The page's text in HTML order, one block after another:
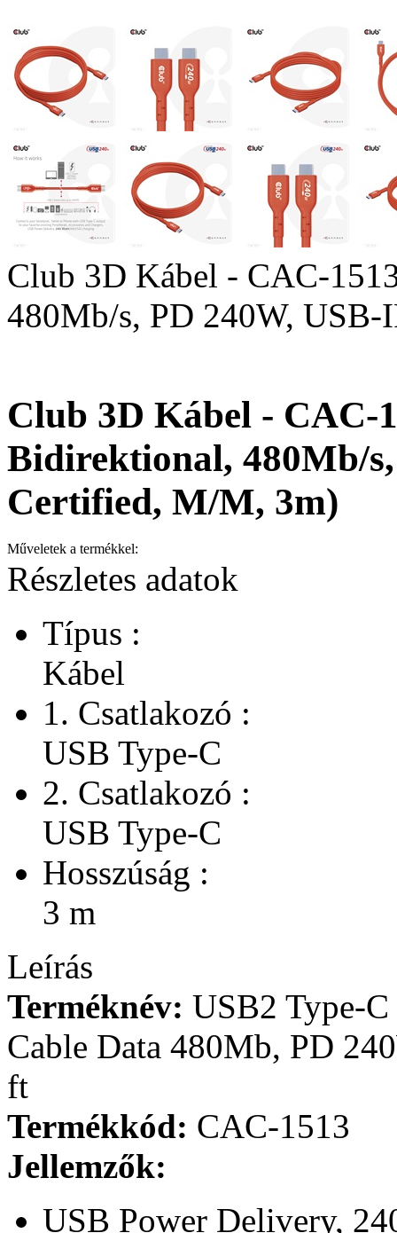
Club 3D Kábel - CAC-
480Mb/s, PD 240W,
Club 3D Kábel - CAC-
Bidirektional, 480Mb/
Certified, M/M, 3m)
Műveletek a termékkel:
Részletes adatok
Típus :
Kábel
1. Csatlakozó :
USB Type-C
2. Csatlakozó :
USB Type-C
Hosszúság :
3 m
Leírás
Terméknév: USB2 Type-
Cable Data 480Mb, PD
ft
Termékkód: CAC-1513
Jellemzők:
USB Power Delivery,